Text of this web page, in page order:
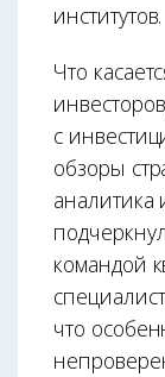
институтов.
Что
с
обзоры
командой
что